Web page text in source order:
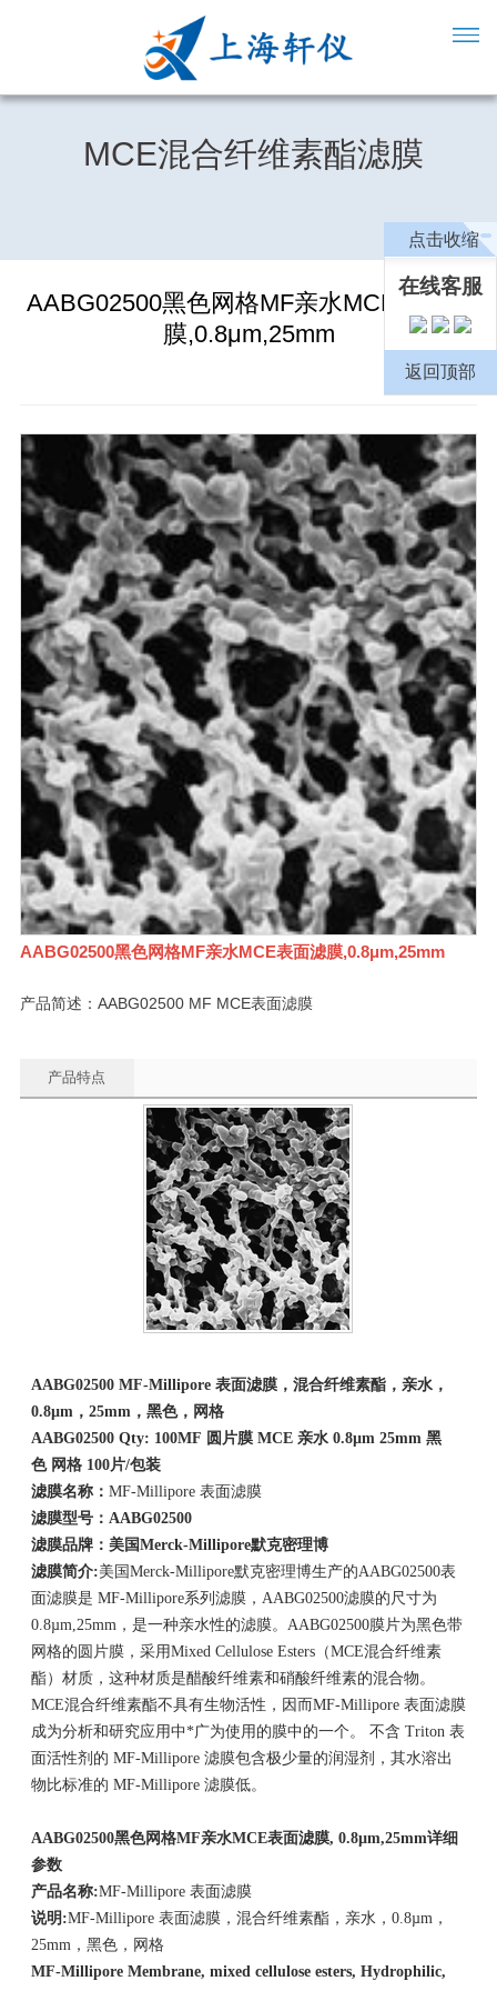
MCE混合纤维素酯滤膜
AABG02500黑色网格MF亲水MCE表面滤
膜,0.8μm,25mm
AABG02500黑色网格MF亲水MCE表面滤膜,0.8μm,25mm
产品简述：AABG02500 MF MCE表面滤膜
产品特点
AABG02500 MF-Millipore 表面滤膜，混合纤维素酯，亲水，
0.8µm， 25mm，黑色，网格
AABG02500 Qty: 100MF 圆片膜MCE 亲水0.8µm 25mm 黑
色 网格100片/包装
滤膜名称： MF-Millipore 表面滤膜
滤膜型号： AABG02500
滤膜品牌：美国Merck-Millipore默克密理博
滤膜简介:美国Merck-Millipore默克密理博生产的AABG02500表
面滤膜是 MF-Millipore系列滤膜，AABG02500滤膜的尺寸为
0.8µm,25mm，是一种亲水性的滤膜。AABG02500膜片为黑色带
网格的圆片膜，采用Mixed Cellulose Esters（MCE混合纤维素
酯）材质，这种材质是醋酸纤维素和硝酸纤维素的混合物。
MCE混合纤维素酯不具有生物活性，因而MF-Millipore 表面滤膜
成为分析和研究应用中*广为使用的膜中的一个。 不含 Triton 表
面活性剂的 MF-Millipore 滤膜包含极少量的润湿剂，其水溶出
物比标准的 MF-Millipore 滤膜低。
AABG02500黑色网格MF亲水MCE表面滤膜, 0.8µm,25mm详细
参数
产品名称:MF-Millipore 表面滤膜
说明 :MF-Millipore 表面滤膜，混合纤维素酯，亲水，0.8µm，
25mm，黑色，网格
MF-Millipore Membrane, mixed cellulose esters, Hydrophilic,
点击收缩
在线客服
返回顶部